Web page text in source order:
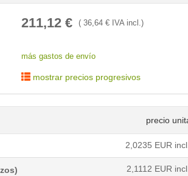
211,12€ ( 36,64€ IVA incl.)
más gastos de envío
mostrar precios progresivos
precio
2,0235 EUR
2,1112 EUR
< /picture>